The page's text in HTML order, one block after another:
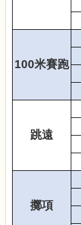
100米賽跑
跳遠
擲項